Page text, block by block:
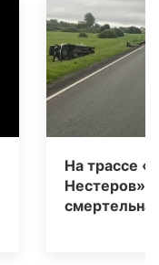
На трассе
Нестеров»